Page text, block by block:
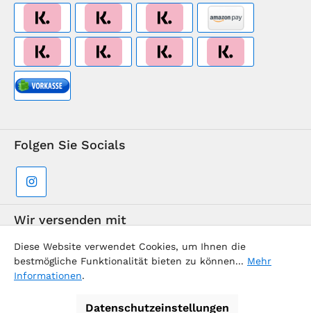
Folgen Sie Socials
Wir versenden mit
Diese Website verwendet Cookies, um Ihnen die
bestmögliche Funktionalität bieten zu können... Mehr
Informationen.
Datenschutzeinstellungen